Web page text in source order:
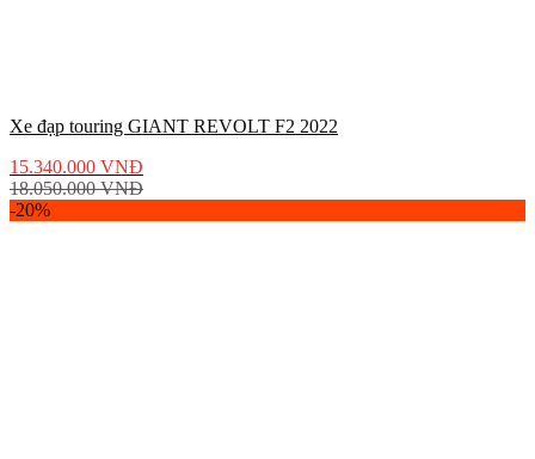
Xe đạp touring GIANT REVOLT F2 2022
15.340.000 VNĐ
18.050.000VNĐ
-20%